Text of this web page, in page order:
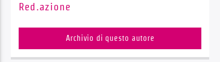
Red.azione
Archivio di questo autore